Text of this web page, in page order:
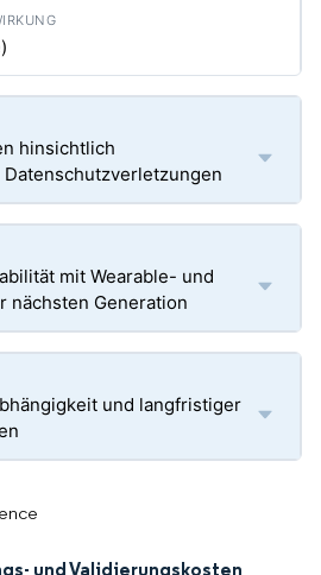
hinsichtlich
mit Wearable- und
nächsten Generation
und langfristiger
und Validierungskosten